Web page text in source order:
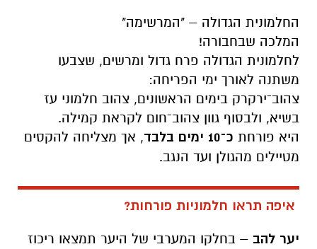
החלמונית הגדולה – "המרשימה"
המלכה שבחבורה!
לחלמונית הגדולה פרח גדול ומרשים, שצבעו
משתנה לאורך ימי הפריחה:
צהוב־ירקרק בימים הראשונים, צהוב חלמוני עז
בשיא, ולבסוף גוון צהוב־חום לקראת קמילה.
היא פורחת כ־10 ימים בלבד
, אך מצליחה להקסים
מטיילים מהגולן ועד הנגב.
איפה תראו חלמוניות פורחות?
יער להב – בחלקו המערבי של היער תמצאו ריכוז